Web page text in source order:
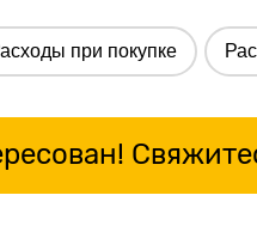
при покупке